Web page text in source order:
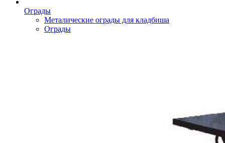
Ограды
Металические ограды для кладбиша
Ограды